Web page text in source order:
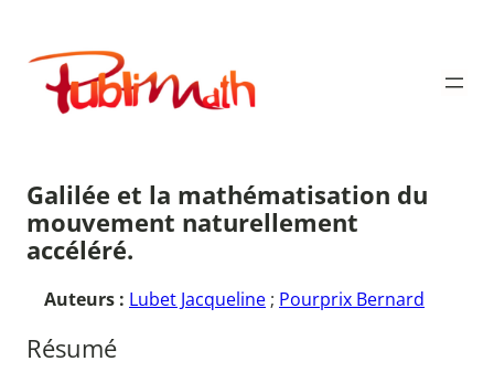
contenu
Publimath
Galilée et la mathématisation du
mouvement naturellement
accéléré.
Auteurs : Lubet Jacqueline ; Pourprix Bernard
Résumé